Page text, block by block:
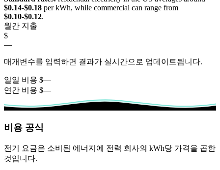
$0.14-$0.18 per kWh, while commercial can range from
$0.10-$0.12.
월간 지출
$
—
매개변수를 입력하면 결과가 실시간으로 업데이트됩니다.
일일 비용 $—
연간 비용 $—
비용 공식
전기 요금은 소비된 에너지에 전력 회사의 kWh당 가격을 곱한
것입니다.